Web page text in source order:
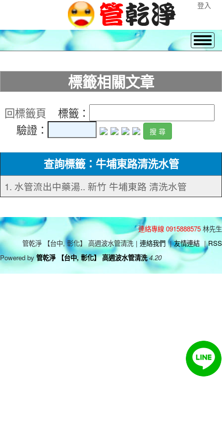
登入
標籤相關文章
回標籤頁 標籤：
驗證：
查詢標籤：牛埔東路清洗水管
1. 水管流出中藥湯.. 新竹 牛埔東路 清洗水管
連絡專線 0915888575 林先生
管乾淨 【台中, 彰化】 高週波水管清洗 | 連絡我們 | 友情連結 | RSS
Powered by 管乾淨 【台中, 彰化】 高週波水管清洗 4.20